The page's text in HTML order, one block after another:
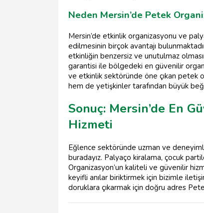
Neden Mersin’de Petek
Mersin’de etkinlik organizasyonu ve
edilmesinin birçok avantajı
etkinliğin benzersiz ve unutulmaz
garantisi ile bölgedeki en güvenilir
ve etkinlik sektöründe öne çıkan petek
hem de yetişkinler tarafından büyük
Sonuç: Mersin’de En
Hizmeti
Eğlence sektöründe uzman ve
buradayız. Palyaço kiralama, çocuk
Organizasyon’un kaliteli ve güvenilir
keyifli anılar biriktirmek için bizimle
doruklara çıkarmak için doğru adres